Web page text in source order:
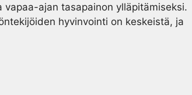
ajan tasapainon ylläpitämiseksi.
hyvinvointi on keskeistä, ja